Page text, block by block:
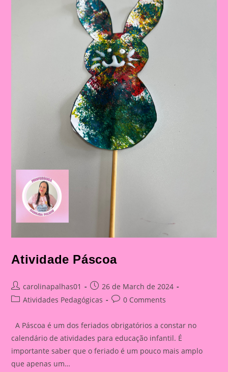
Atividade Páscoa
Post
author:
carolinapalhas01
Post
published:
26 de March de 2024
PostAtividades Pedagógicas
Post0 Comments
A Páscoa é um dos feriados obrigatórios a constar no
calendário de atividades para educação infantil. É
importante saber que o feriado é um pouco mais amplo
que apenas um…